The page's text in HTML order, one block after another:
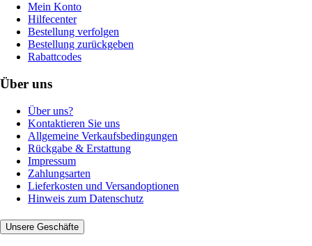
Mein Konto
Hilfecenter
Bestellung verfolgen
Bestellung zurückgeben
Rabattcodes
Über uns
Über uns?
Kontaktieren Sie uns
Allgemeine Verkaufsbedingungen
Rückgabe & Erstattung
Impressum
Zahlungsarten
Lieferkosten und Versandoptionen
Hinweis zum Datenschutz
Unsere Geschäfte